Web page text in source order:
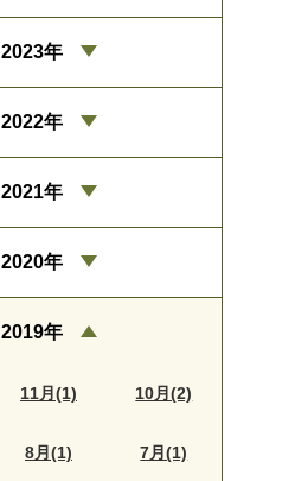
2023年
2022年
2021年
2020年
2019年
11月(1) 10月(2)
8月(1) 7月(1)